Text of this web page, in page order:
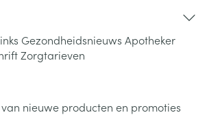
Gezondheidsnieuws Apotheker
Zorgtarieven
nieuwe producten en promoties